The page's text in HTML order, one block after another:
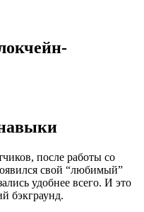
после работы со
свой “любимый”
удобнее всего. И это
бэкграунд.